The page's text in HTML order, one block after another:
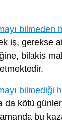
bilmeden
iş, gerekse
bilakis
bilmediği
da kötü
bu